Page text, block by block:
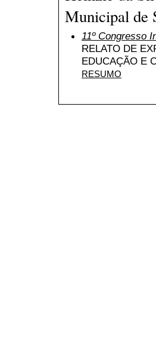
Municipal de
11º Congresso
RELATO DE
EDUCAÇÃO E
RESUMO